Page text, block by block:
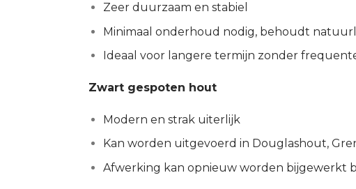
Zeer duurzaam en stabiel
Minimaal onderhoud nodig, behoudt
Ideaal voor langere termijn zonder
Zwart gespoten hout
Modern en strak uiterlijk
Kan worden uitgevoerd in Douglashout,
Afwerking kan opnieuw worden bijgewerkt